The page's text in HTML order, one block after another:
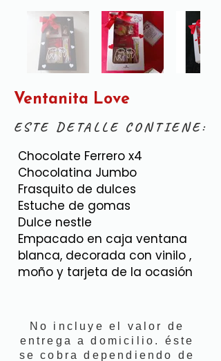
Ventanita Love
ESTE DETALLE CONTIENE:
Chocolate Ferrero x4
Chocolatina Jumbo
Frasquito de dulces
Estuche de gomas
Dulce nestle
Empacado en caja ventana
blanca, decorada con vinilo ,
moño y tarjeta de la ocasión
No incluye el valor de
entrega a domicilio. éste
se cobra dependiendo de